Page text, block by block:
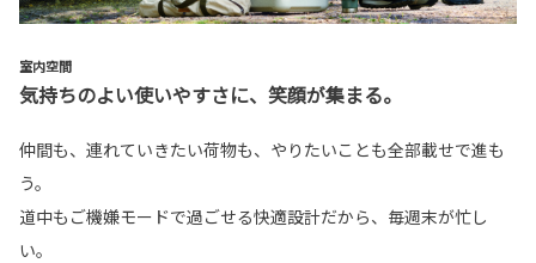
室内空間
気持ちのよい使いやすさに、笑顔が集まる。
仲間も、連れていきたい荷物も、やりたいことも全部載せで進も
う。
道中もご機嫌モードで過ごせる快適設計だから、毎週末が忙し
い。